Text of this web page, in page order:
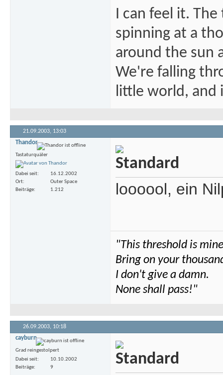
I can feel it.
spinning at a
around the sun
We're falling
little world, and
21.09.2003, 13:03
Thandor
Tastaturquäler
Dabei seit
16.12.2002
Ort
Outer Space
Beiträge
1.212 loooool, ein
"This threshold is
Bring on your
I don't give a damn.
None shall pass!"
26.09.2003, 10:18
cayburn
Grad reingestolpert
Dabei seit
10.10.2002
Beiträge
9